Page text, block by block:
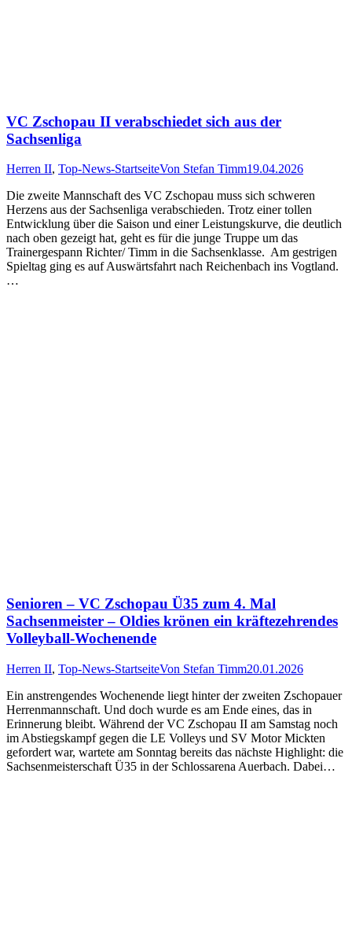
VC Zschopau II verabschiedet sich aus der
Sachsenliga
Herren II, Top-News-StartseiteVon Stefan Timm19.04.2026
Die zweite Mannschaft des VC Zschopau muss sich schweren
Herzens aus der Sachsenliga verabschieden. Trotz einer tollen
Entwicklung über die Saison und einer Leistungskurve, die deutlich
nach oben gezeigt hat, geht es für die junge Truppe um das
Trainergespann Richter/ Timm in die Sachsenklasse. Am gestrigen
Spieltag ging es auf Auswärtsfahrt nach Reichenbach ins Vogtland.
…
Senioren – VC Zschopau Ü35 zum 4. Mal
Sachsenmeister – Oldies krönen ein kräftezehrendes
Volleyball-Wochenende
Herren II, Top-News-StartseiteVon Stefan Timm20.01.2026
Ein anstrengendes Wochenende liegt hinter der zweiten Zschopauer
Herrenmannschaft. Und doch wurde es am Ende eines, das in
Erinnerung bleibt. Während der VC Zschopau II am Samstag noch
im Abstiegskampf gegen die LE Volleys und SV Motor Mickten
gefordert war, wartete am Sonntag bereits das nächste Highlight: die
Sachsenmeisterschaft Ü35 in der Schlossarena Auerbach. Dabei…